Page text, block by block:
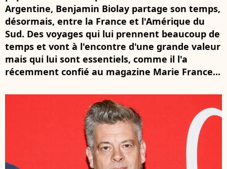
Argentine, Benjamin Biolay partage son temps,
désormais, entre la France et l'Amérique du
Sud. Des voyages qui lui prennent beaucoup de
temps et vont à l'encontre d'une grande valeur
mais qui lui sont essentiels, comme il l'a
récemment confié au magazine Marie France...